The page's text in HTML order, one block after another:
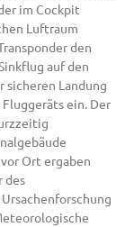
im Cockpit
Luftraum
den
auf den
sicheren Landung
ein. Der
Ort ergaben
des